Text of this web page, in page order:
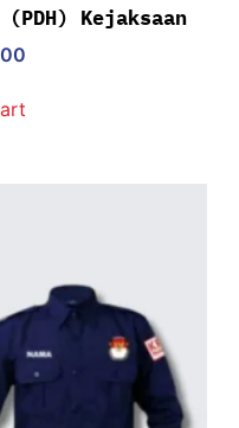
Kejaksaan